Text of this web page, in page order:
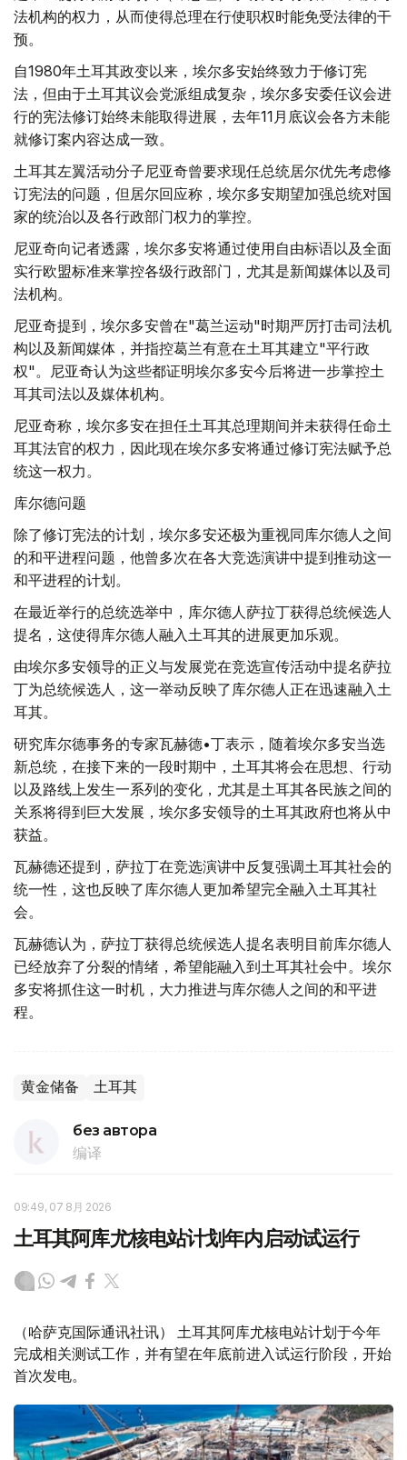
法机构的权力，从而使得总理在行使职权时能免受法律的干
预。
自1980年土耳其政变以来，埃尔多安始终致力于修订宪
法，但由于土耳其议会党派组成复杂，埃尔多安委任议会进
行的宪法修订始终未能取得进展，去年11月底议会各方未能
就修订案内容达成一致。
土耳其左翼活动分子尼亚奇曾要求现任总统居尔优先考虑修
订宪法的问题，但居尔回应称，埃尔多安期望加强总统对国
家的统治以及各行政部门权力的掌控。
尼亚奇向记者透露，埃尔多安将通过使用自由标语以及全面
实行欧盟标准来掌控各级行政部门，尤其是新闻媒体以及司
法机构。
尼亚奇提到，埃尔多安曾在"葛兰运动"时期严厉打击司法机
构以及新闻媒体，并指控葛兰有意在土耳其建立"平行政
权"。尼亚奇认为这些都证明埃尔多安今后将进一步掌控土
耳其司法以及媒体机构。
尼亚奇称，埃尔多安在担任土耳其总理期间并未获得任命土
耳其法官的权力，因此现在埃尔多安将通过修订宪法赋予总
统这一权力。
库尔德问题
除了修订宪法的计划，埃尔多安还极为重视同库尔德人之间
的和平进程问题，他曾多次在各大竞选演讲中提到推动这一
和平进程的计划。
在最近举行的总统选举中，库尔德人萨拉丁获得总统候选人
提名，这使得库尔德人融入土耳其的进展更加乐观。
由埃尔多安领导的正义与发展党在竞选宣传活动中提名萨拉
丁为总统候选人，这一举动反映了库尔德人正在迅速融入土
耳其。
研究库尔德事务的专家瓦赫德•丁表示，随着埃尔多安当选
新总统，在接下来的一段时期中，土耳其将会在思想、行动
以及路线上发生一系列的变化，尤其是土耳其各民族之间的
关系将得到巨大发展，埃尔多安领导的土耳其政府也将从中
获益。
瓦赫德还提到，萨拉丁在竞选演讲中反复强调土耳其社会的
统一性，这也反映了库尔德人更加希望完全融入土耳其社
会。
瓦赫德认为，萨拉丁获得总统候选人提名表明目前库尔德人
已经放弃了分裂的情绪，希望能融入到土耳其社会中。埃尔
多安将抓住这一时机，大力推进与库尔德人之间的和平进
程。
黄金储备 土耳其
без автора
编译
09:49, 07 8月 2026
土耳其阿库尤核电站计划年内启动试运行
（哈萨克国际通讯社讯） 土耳其阿库尤核电站计划于今年
完成相关测试工作，并有望在年底前进入试运行阶段，开始
首次发电。